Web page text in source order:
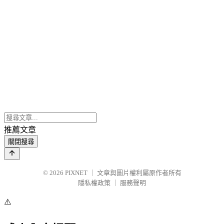
推薦文章
關閉搜尋
© 2026 PIXNET
文章與圖片權利屬原作者所有
隱私權政策
服務聲明
⚠️